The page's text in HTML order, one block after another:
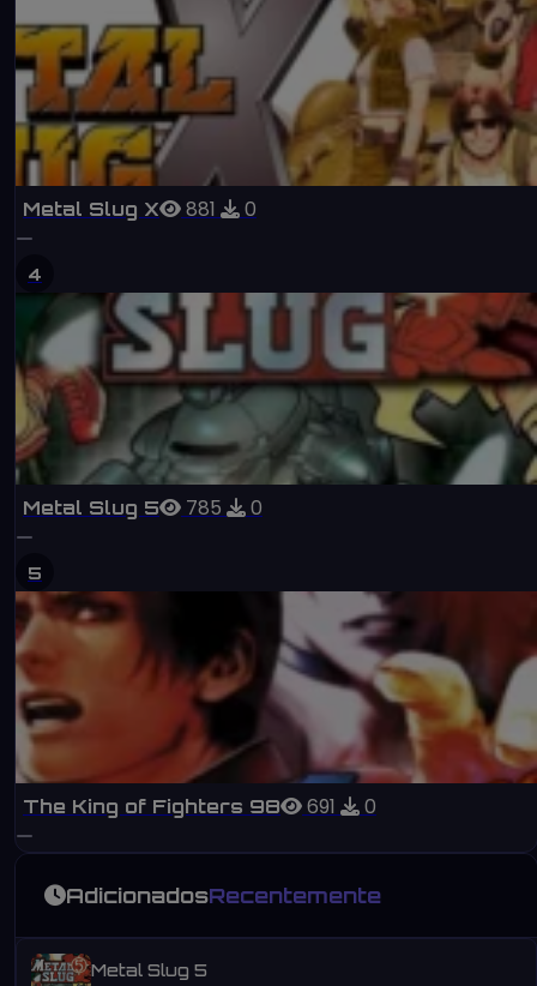
Metal Slug X 881 0
4
Metal Slug 5 785 0
5
The King of Fighters 98 691 0
AdicionadosRecentemente
Metal Slug 5